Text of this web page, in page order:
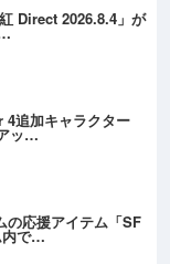
Direct 2026.8.4」が
4追加キャラクター
ッ…
の応援アイテム「SF
内で…